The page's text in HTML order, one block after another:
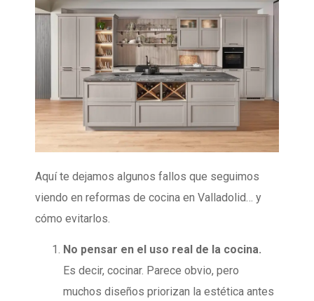
Aquí te dejamos algunos fallos que seguimos
viendo en reformas de cocina en Valladolid… y
cómo evitarlos.
No pensar en el uso real de la cocina.
Es decir, cocinar. Parece obvio, pero
muchos diseños priorizan la estética antes